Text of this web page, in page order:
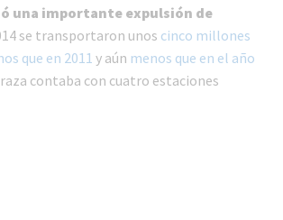
una importante expulsión de
se transportaron unos cinco millones
que en 2011 y aún menos que en el año
contaba con cuatro estaciones